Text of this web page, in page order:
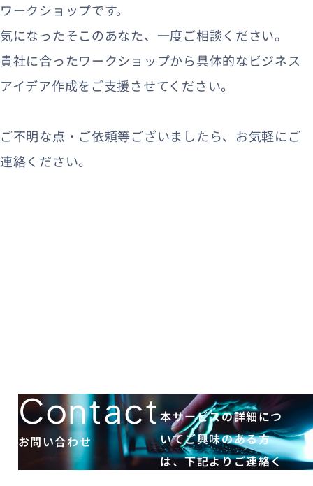
ワークショップです。
気になったそこのあなた、一度ご相談ください。
貴社に合ったワークショップから具体的なビジネス
アイデア作成をご支援させてください。
ご不明な点・ご依頼等ございましたら、お気軽にご
連絡ください。
Contact
お問い合わせ
本サービスの詳細につ
いてご興味のある方
は、下記よりご連絡く